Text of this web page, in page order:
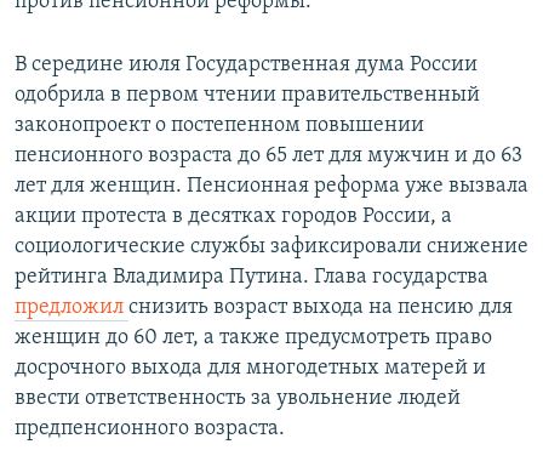
В середине июля Государственная дума России
одобрила в первом чтении правительственный
законопроект о постепенном повышении
пенсионного возраста до 65 лет для мужчин и до 63
лет для женщин. Пенсионная реформа уже вызвала
акции протеста в десятках городов России, а
социологические службы зафиксировали снижение
рейтинга Владимира Путина. Глава государства
предложил снизить возраст выхода на пенсию для
женщин до 60 лет, а также предусмотреть право
досрочного выхода для многодетных матерей и
ввести ответственность за увольнение людей
предпенсионного возраста.